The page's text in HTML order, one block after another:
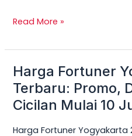
Read More »
Harga Fortuner
Terbaru: Promo,
Cicilan Mulai 10
Harga Fortuner Yogyakarta
Harga
Fortuner
Yogyakarta
Terbaru: